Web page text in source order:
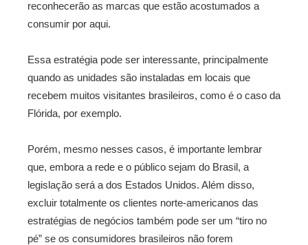
reconhecerão as marcas que estão acostumados a
consumir por aqui.
Essa estratégia pode ser interessante, principalmente
quando as unidades são instaladas em locais que
recebem muitos visitantes brasileiros, como é o caso da
Flórida, por exemplo.
Porém, mesmo nesses casos, é importante lembrar
que, embora a rede e o público sejam do Brasil, a
legislação será a dos Estados Unidos. Além disso,
excluir totalmente os clientes norte-americanos das
estratégias de negócios também pode ser um “tiro no
pé” se os consumidores brasileiros não forem